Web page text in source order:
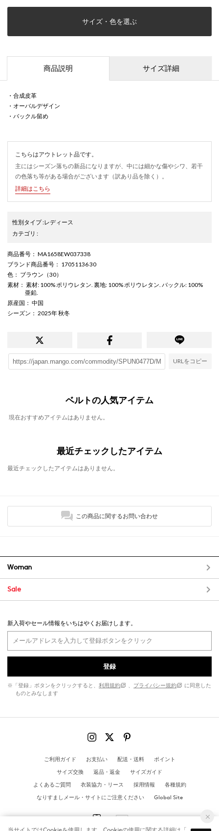
サイズ・色を選ぶ
商品説明 サイズ詳細
・合成皮革
・オーバルデザイン
・バックル留め
こちらはアウトレット品です。
主にはシーズン落ちの新品になりますが、中には細かな傷やシワ、若干
の色落ち等がある場合がございます（訳あり品を除く）。
詳細はこちら
性別タイプ:レディース
カテゴリ :
商品番号 ： MA1658EW037338
ブランド商品番号 ： 17051136 30
色 ： ブラウン（30）
素材 ： 素材: 100% ポリウレタン. 裏地: 100% ポリウレタン. バックル: 100%
亜鉛.
原産国 ： 中国
シーズン ： 2025年 秋冬
URLをコピー
ベルトの人気アイテム
現在おすすめアイテムはありません。
最近チェックしたアイテム
最近チェックしたアイテムはありません。
この商品に関するお問い合わせ
Woman
Sale
新入荷やセール情報をいちはやくお届けします。
登録
※「登録」ボタンをクリックすると、 利用規約 、 プライバシー規約
に同意した
ものとみなします
ご利用ガイド お支払い 配送・送料
ポイント
サイズ交換
返品・返金
サイズガイド
よくあるご質問
衣装協力・リース 採用情報
各種規約
なりすましメール・サイトにご注意ください
Global Site